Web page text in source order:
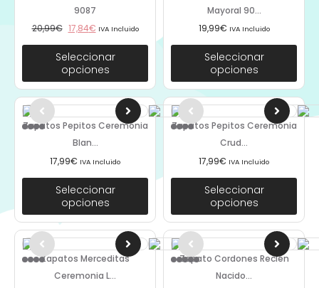
9087
20,99€ 17,84€ IVA Incluido
Seleccionar
opciones
Mayoral 90...
19,99€ IVA Incluido
Seleccionar
opciones
Zapatos Pepitos Ceremonia
Blan...
17,99€ IVA Incluido
Seleccionar
opciones
Zapatos Pepitos Ceremonia
Crud...
17,99€ IVA Incluido
Seleccionar
opciones
Zapatos Merceditas
Ceremonia L...
Zapato Cordones Recién
Nacido...